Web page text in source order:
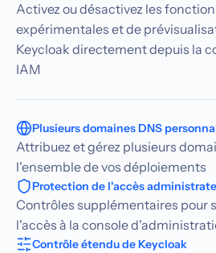
Activez ou désactivez les
expérimentales et de
Keycloak directement depuis la
IAM
Plusieurs domaines DNS
Attribuez et gérez plusieurs
l'ensemble de vos déploiements
Protection de l'accès
Contrôles supplémentaires pour
l'accès à la console
Contrôle étendu de Keycloak